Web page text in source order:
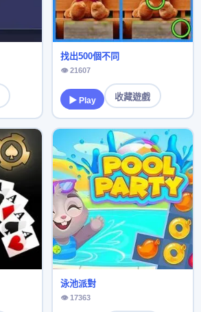
找出500個不同
👁 21607
▶ Play 收藏遊戲
泳池派對
👁 17363